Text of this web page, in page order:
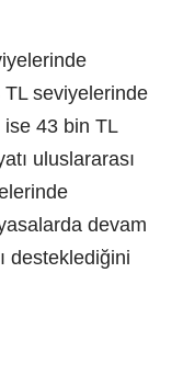
TL seviyelerinde
ise 43 bin TL
uluslararası
devam
desteklediğini